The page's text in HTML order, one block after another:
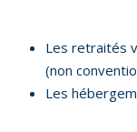
Les retraités
(non
Les